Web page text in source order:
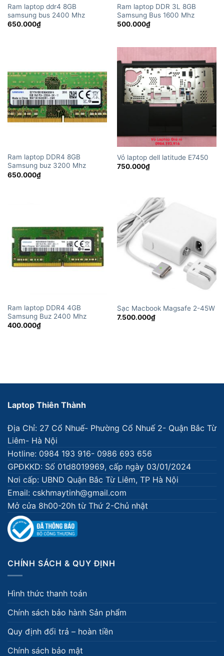
Ram laptop ddr4 8GB
samsung bus 2400 Mhz
650.000₫
Ram laptop DDR 3L 8GB
Samsung Bus 1600 Mhz
500.000₫
Ram laptop DDR4 8GB
Samsung buz 3200 Mhz
650.000₫
Vỏ laptop dell latitude E7450
750.000₫
Ram laptop DDR4 4GB
Samsung Buz 2400 Mhz
400.000₫
Sạc Macbook Magsafe 2-45W
7.500.000₫
Laptop Thiên Thành
Địa Chỉ: 27 Cổ Nhuế- Phường Cổ Nhuế 2- Quận Bắc Từ
Liêm- Hà Nội
Hotline: 0984 193 916- 0986 693 656
GPĐKKD: Số 01d8019969, cấp ngày 03/01/2024
Nơi cấp: UBND Quận Bắc Từ Liêm, TP Hà Nội
Email: cskhmaytinh@gmail.com
Mở cửa 8h00-20h từ Thứ 2-Chủ nhật
CHÍNH SÁCH & QUY ĐỊNH
Hình thức thanh toán
Chính sách bảo hành Sản phẩm
Quy định đổi trả – hoàn tiền
Chính sách bảo mật